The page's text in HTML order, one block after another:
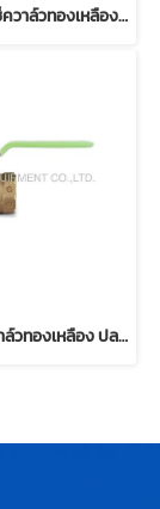
TOYO - สวิงเช็ควาล์วทองเหลือง รุ่น 234 (T type)
TOYO - บอลวาล์วทองเหลือง ปลอดสารตะกั่ว Model 5044ALF